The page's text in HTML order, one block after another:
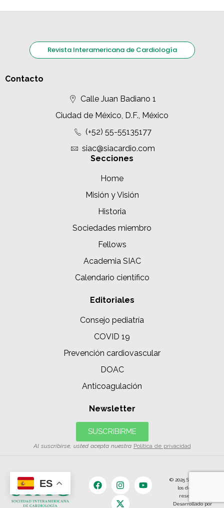
Revista Interamericana de Cardiología
Contacto
Calle Juan Badiano 1
Ciudad de México, D.F., México
(+52) 55-55135177
siac@siacardio.com
Secciones
Home
Misión y Visión
Historia
Sociedades miembro
Fellows
Academia SIAC
Calendario científico
Editoriales
Consejo pediatría
COVID 19
Prevención cardiovascular
DOAC
Anticoagulación
Newsletter
SUSCRIBIRME
Al suscribirse, usted acepta nuestra Política de privacidad
© 2025 SIAC | Todos
los derechos
reservados.
Desarrollado por
ES